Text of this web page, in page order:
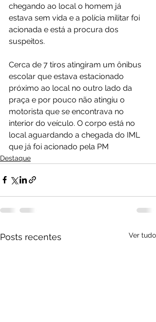
chegando ao local o homem já
estava sem vida e a polícia militar foi
acionada e está a procura dos
suspeitos.
Cerca de 7 tiros atingiram um ônibus
escolar que estava estacionado
próximo ao local no outro lado da
praça e por pouco não atingiu o
motorista que se encontrava no
interior do veículo. O corpo está no
local aguardando a chegada do IML
que já foi acionado pela PM
Destaque
Posts recentes Ver tudo